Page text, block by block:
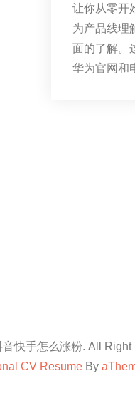
让你从零开
为产品线理
面的了解。
华为官网和
快手怎么涨粉. All Right
CV ResumeBy